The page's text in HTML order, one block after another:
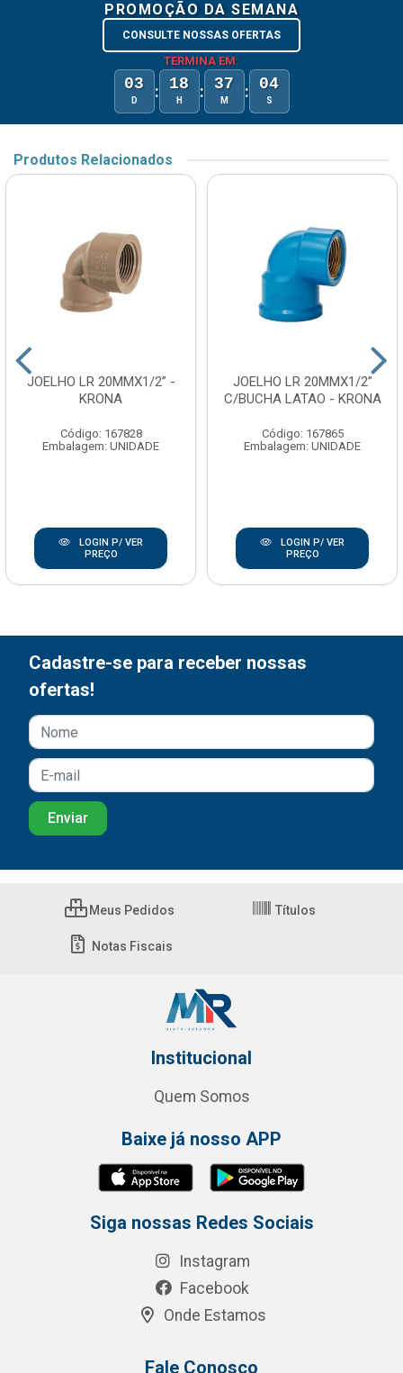
PROMOÇÃO DA SEMANA
CONSULTE NOSSAS OFERTAS
TERMINA EM:
03
D : 18
H : 37
M : 04
S
Produtos Relacionados
JOELHO LR 20MMX1/2” -
KRONA
Código: 167828
Embalagem: UNIDADE
LOGIN P/ VER
PREÇO
JOELHO LR 20MMX1/2”
C/BUCHA LATAO - KRONA
Código: 167865
Embalagem: UNIDADE
LOGIN P/ VER
PREÇO
Cadastre-se para receber nossas
ofertas!
Meus Pedidos Títulos
Notas Fiscais
Institucional
Quem Somos
Baixe já nosso APP
Siga nossas Redes Sociais
Instagram
Facebook
Onde Estamos
Fale Conosco